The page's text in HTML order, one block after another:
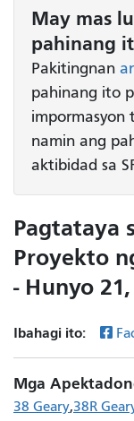
May mas
pahinang
Pakitingnan
pahinang ito
impormasyon
namin ang
aktibidad sa
Pagtataya
Proyekto
- Hunyo
Ibahagi ito:
Mga
38 Geary 38R